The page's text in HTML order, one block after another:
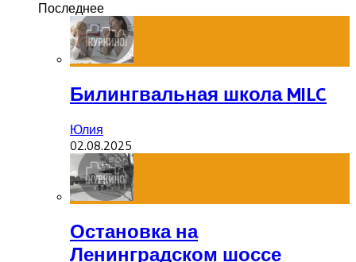
Последнее
Билингвальная школа MILC
Юлия
02.08.2025
Остановка на
Ленинградском шоссе